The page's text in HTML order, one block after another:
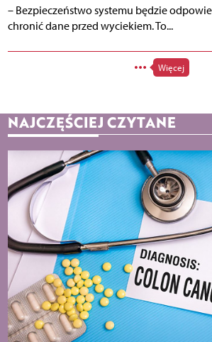
– Bezpieczeństwo systemu będzie
chronić dane przed wyciekiem. To...
Więcej
NAJCZĘŚCIEJ CZYTANE